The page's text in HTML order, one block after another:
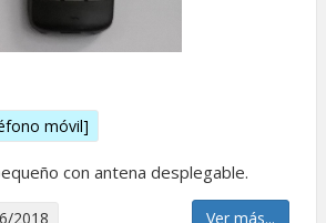
móvil]
con antena desplegable.
2018 Ver más...